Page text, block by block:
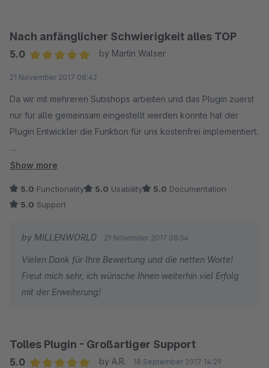
Nach anfänglicher Schwierigkeit alles TOP
5.0
by Martin Walser
21 November 2017 08:42
Da wir mit mehreren Subshops arbeiten und das Plugin zuerst
nur für alle gemeinsam eingestellt werden konnte hat der
Plugin Entwickler die Funktion für uns kostenfrei implementiert.
Nun können wir pro Subshop Freitextfelder definieren, die
Show more
5.0 Functionality 5.0 Usability 5.0 Documentation
5.0 Support
by MILLENWORLD 21 November 2017 08:54
Vielen Dank für Ihre Bewertung und die netten Worte!
Freut mich sehr, ich wünsche Ihnen weiterhin viel Erfolg
mit der Erweiterung!
Tolles Plugin - Großartiger Support
5.0 by A.R. 18 September 2017 14:29